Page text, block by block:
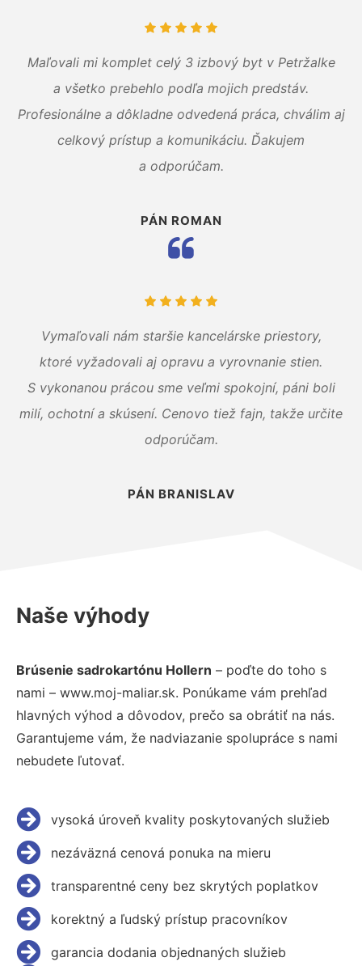
Maľovali mi komplet celý 3 izbový byt v Petržalke
a všetko prebehlo podľa mojich predstáv.
Profesionálne a dôkladne odvedená práca, chválim aj
celkový prístup a komunikáciu. Ďakujem
a odporúčam.
PÁN ROMAN
Vymaľovali nám staršie kancelárske priestory,
ktoré vyžadovali aj opravu a vyrovnanie stien.
S vykonanou prácou sme veľmi spokojní, páni boli
milí, ochotní a skúsení. Cenovo tiež fajn, takže určite
odporúčam.
PÁN BRANISLAV
Naše výhody
Brúsenie sadrokartónu Hollern – poďte do toho s
nami – www.moj-maliar.sk. Ponúkame vám prehľad
hlavných výhod a dôvodov, prečo sa obrátiť na nás.
Garantujeme vám, že nadviazanie spolupráce s nami
nebudete ľutovať.
vysoká úroveň kvality poskytovaných služieb
nezáväzná cenová ponuka na mieru
transparentné ceny bez skrytých poplatkov
korektný a ľudský prístup pracovníkov
garancia dodania objednaných služieb